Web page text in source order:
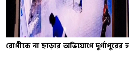
রোগীকে না ছাড়ার অভিযোগে দুর্গাপুরের